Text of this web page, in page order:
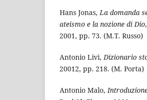
Hans Jonas,La domanda
ateismo e la nozione di Dio
2001, pp. 73. (M.T. Russo)
Antonio Livi,Dizionario
20012, pp. 218. (M. Porta)
Antonio Malo,